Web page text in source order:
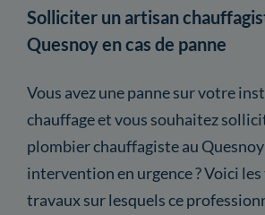
Solliciter un artisan
Quesnoy en cas de panne
Vous avez une panne sur votre
chauffage et vous souhaitez
plombier chauffagiste au
intervention en urgence ? Voici
travaux sur lesquels ce